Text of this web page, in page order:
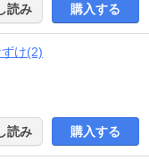
読み 購入する
け(2)
読み 購入する